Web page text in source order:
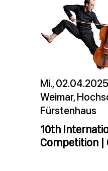
Mi.,
Weimar,
Fürstenhaus
10th
Competition |